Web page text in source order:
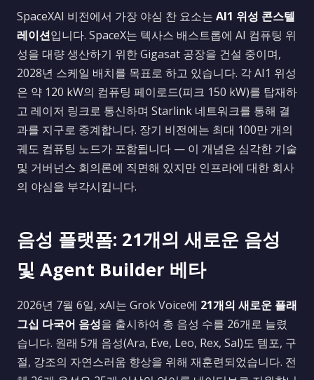
SpaceXAI 비전에서 가장 야심 찬 요소는 AI1 위성 콘스텔
레이션입니다. SpaceX는 텍사스 배스트롭에 AI 컴퓨팅 위
성을 대량 생산하기 위한 Gigasat 공장을 건설 중이며,
2028년 스케일 배치를 목표로 하고 있습니다. 각 AI1 위성
은 약 120 kW의 컴퓨팅 페이로드(피크 150 kW)를 탑재하
고 레이저 링크로 통신하며 Starlink 네트워크를 통해 결
과를 지구로 중계합니다. 장기 비전에는 최대 100만 개의
궤도 컴퓨팅 노드가 포함됩니다 — 이 개념은 심각한 기술
및 거버넌스 회의론에 직면해 있지만 인프라에 대한 회사
의 야심을 부각시킵니다.
음성 플랫폼: 21개의 새로운 음성
및 Agent Builder 베타
2026년 7월 6일, xAI는 Grok Voice에 21개의 새로운 플래
그십 다국어 음성을 출시하여 총 음성 수를 26개로 늘렸
습니다. 원래 5개 음성(Ara, Eve, Leo, Rex, Sal)도 템포, 구
절, 강조의 자연스러움 향상을 위해 재훈련되었습니다. 전